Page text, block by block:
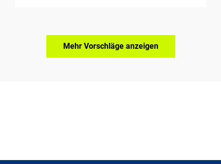
Mehr Vorschläge anzeigen